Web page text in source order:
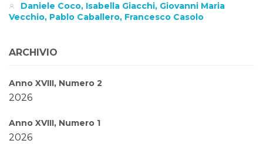
Daniele Coco, Isabella Giacchi, Giovanni Maria
Vecchio, Pablo Caballero, Francesco Casolo
ARCHIVIO
Anno XVIII, Numero 2
2026
Anno XVIII, Numero 1
2026